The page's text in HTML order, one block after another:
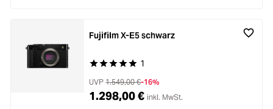
Durchschnittliche Bewertung von 5 von 5
1
Fujifilm X-E5 schwarz
UVP 1.549,00 €-16%
1.298,00 € inkl. MwSt.